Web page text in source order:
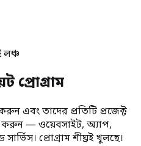
লঞ্চ
প্রোগ্রাম
এবং তাদের প্রতিটি প্রজেক্ট
করুন — ওয়েবসাইট, অ্যাপ,
প্রোগ্রাম শীঘ্রই খুলছে।